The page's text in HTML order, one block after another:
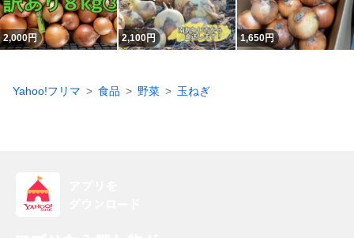
2,000円 2,100円 1,650円
Yahoo!フリマ 食品 野菜 玉ねぎ